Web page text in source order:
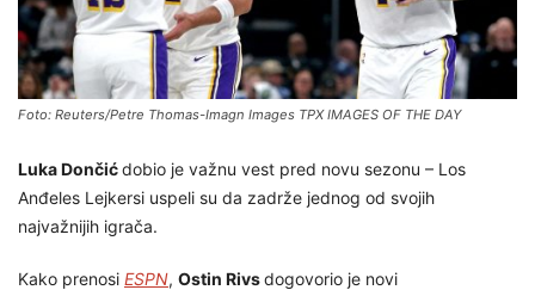
Foto: Reuters/Petre Thomas-Imagn Images TPX IMAGES OF THE DAY
Luka Dončićdobio je važnu vest pred novu sezonu – Los
Anđeles Lejkersi uspeli su da zadrže jednog od svojih
najvažnijih igrača.
Kako prenosi ESPN, Ostin Rivsdogovorio je novi